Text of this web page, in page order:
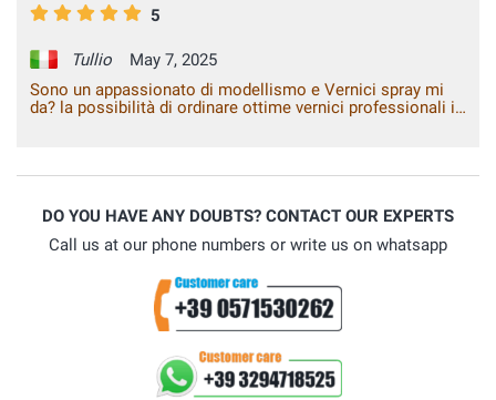
5
Tullio
May 7, 2025
Sono un appassionato di modellismo e Vernici spray mi
da? la possibilità di ordinare ottime vernici professionali in
DO YOU HAVE ANY DOUBTS? CONTACT OUR EXPERTS
Call us at our phone numbers or write us on whatsapp